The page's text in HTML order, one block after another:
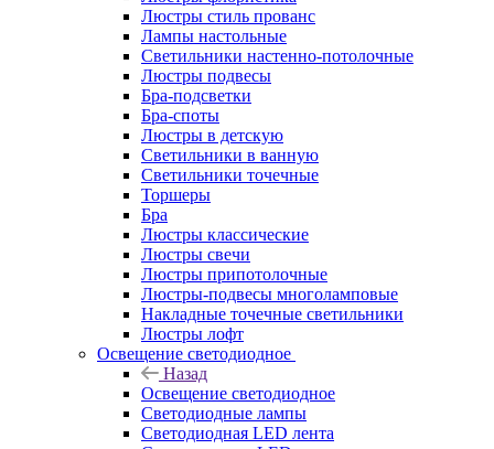
Люстры стиль прованс
Лампы настольные
Светильники настенно-потолочные
Люстры подвесы
Бра-подсветки
Бра-споты
Люстры в детскую
Светильники в ванную
Светильники точечные
Торшеры
Бра
Люстры классические
Люстры свечи
Люстры припотолочные
Люстры-подвесы многоламповые
Накладные точечные светильники
Люстры лофт
Освещение светодиодное
Назад
Освещение светодиодное
Светодиодные лампы
Светодиодная LED лента